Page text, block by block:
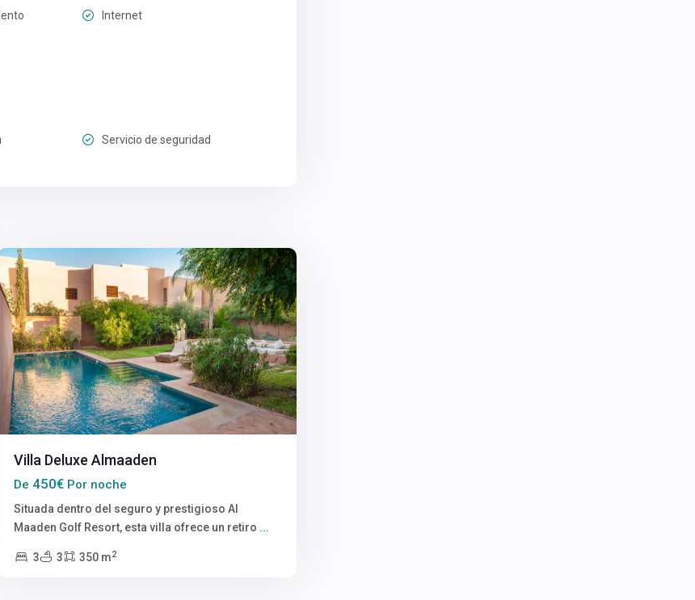
Internet
Servicio de seguridad
Villa Deluxe Almaaden
De 450€ Por noche
Situada dentro del seguro y prestigioso Al
Maaden Golf Resort, esta villa ofrece un retiro ...
3 3 350 m2